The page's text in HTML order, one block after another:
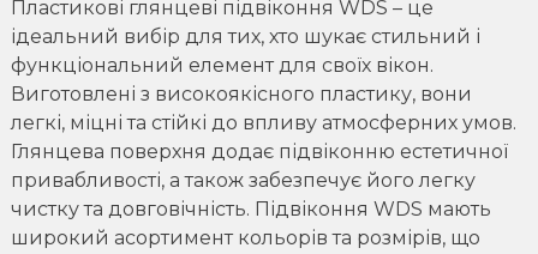
Пластикові глянцеві підвіконня WDS – це
ідеальний вибір для тих, хто шукає стильний і
функціональний елемент для своїх вікон.
Виготовлені з високоякісного пластику, вони
легкі, міцні та стійкі до впливу атмосферних умов.
Глянцева поверхня додає підвіконню естетичної
привабливості, а також забезпечує його легку
чистку та довговічність. Підвіконня WDS мають
широкий асортимент кольорів та розмірів, що